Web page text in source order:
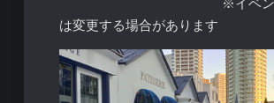
は変更する場合があります